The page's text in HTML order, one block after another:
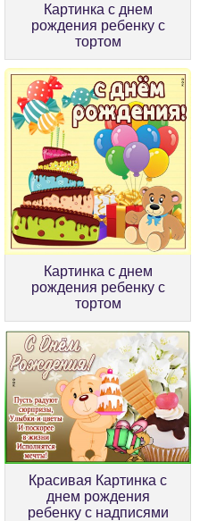
Картинка с днем
рождения ребенку с
тортом
Картинка с днем
рождения ребенку с
тортом
Красивая Картинка с
днем рождения
ребенку с надписями